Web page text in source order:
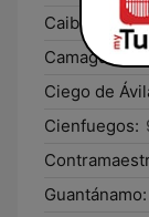
Caibarién:
Camagüey:
Ciego de
Cienfuegos:
Guantánamo: